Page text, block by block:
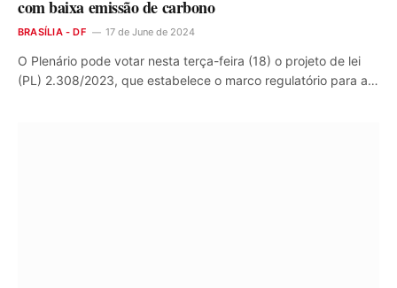
com baixa emissão de carbono
BRASÍLIA - DF 17 de June de 2024
O Plenário pode votar nesta terça-feira (18) o projeto de lei
(PL) 2.308/2023, que estabelece o marco regulatório para a…